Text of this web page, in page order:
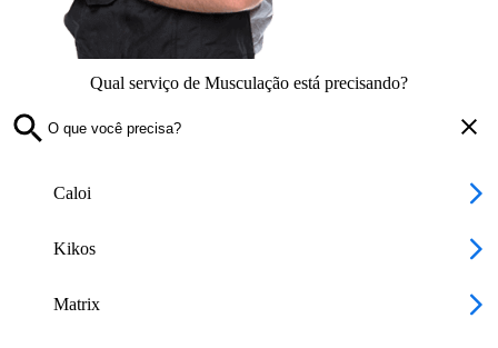
Qual serviço de Musculação está precisando?
Caloi
Kikos
Matrix